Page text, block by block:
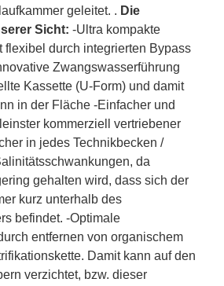
geleitet. . Die
Sicht: -Ultra kompakte
flexibel durch integrierten Bypass
Zwangswasserführung
Kassette (U-Form) und damit
in der Fläche -Einfacher und
kommerziell vertriebener
in jedes Technikbecken /
da
gehalten wird, dass sich der
kurz unterhalb des
befindet. -Optimale
entfernen von organischem
Damit kann auf den
verzichtet, bzw. dieser